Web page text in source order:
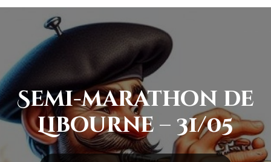
Semi-marathon de
Libourne – 31/05